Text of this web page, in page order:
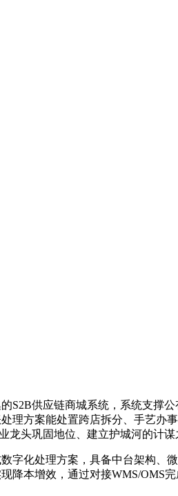
供应链商城系统，系统支撑
方案能处置跨店拆分、手艺办
头巩固地位、建立护城河的计
处理方案，具备中台架构、微
本增效，通过对接WMS/OMS